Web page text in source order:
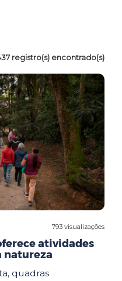
registro(s) encontrado(s)
793 visualizações
atividades
natureza
quadras